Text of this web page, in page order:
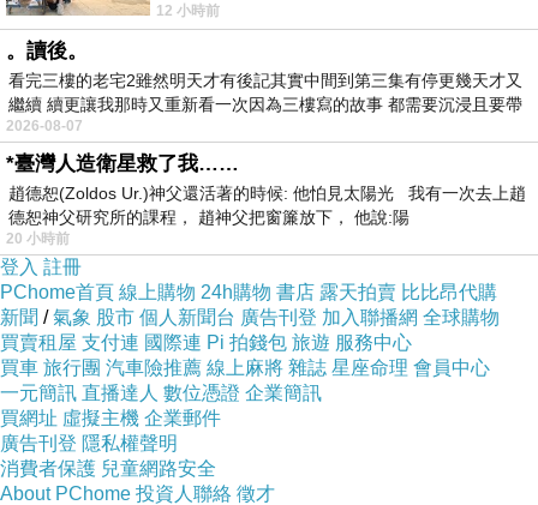
〈完〉
───────────────────────────────
─
我的評論工作現在!立刻!馬上!移交給影評．舒肥
鍋
—書評．格蘭凱恩聞香杯
以為展場已經差不多要安靜下來，卻發
12 小時前
。讀後。
看完三樓的老宅2雖然明天才有後記其實中間到第三集有停更幾天才又
繼續 續更讓我那時又重新看一次因為三樓寫的故事 都需要沉浸且要帶
有
2026-08-07
*臺灣人造衛星救了我……
趙德恕(Zoldos Ur.)神父還活著的時候: 他怕見太陽光 我有一次去上趙
德恕神父研究所的課程， 趙神父把窗簾放下， 他說:陽
20 小時前
登入 註冊
PChome首頁 線上購物 24h購物 書店 露天拍賣 比比昂代購
新聞 /氣象 股市 個人新聞台 廣告刊登 加入聯播網 全球購物
買賣租屋 支付連 國際連 Pi 拍錢包 旅遊 服務中心
買車 旅行團 汽車險推薦 線上麻將 雜誌 星座命理 會員中心
一元簡訊 直播達人 數位憑證 企業簡訊
買網址 虛擬主機 企業郵件
廣告刊登 隱私權聲明
消費者保護 兒童網路安全
About PChome 投資人聯絡 徵才